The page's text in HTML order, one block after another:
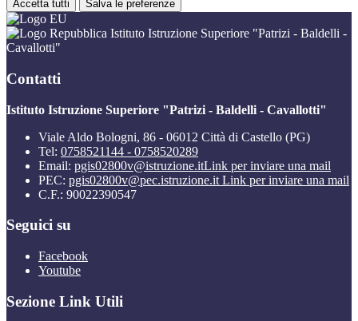
Accetta tutti Salva le preferenze
Istituto Istruzione Superiore "Patrizi - Baldelli -
Cavallotti"
Contatti
Istituto Istruzione Superiore "Patrizi - Baldelli - Cavallotti"
Viale Aldo Bologni, 86 - 06012 Città di Castello (PG)
Tel: 0758521144 - 0758520289
Email: pgis02800v@istruzione.itLink per inviare una mail
PEC: pgis02800v@pec.istruzione.it Link per inviare una mail
C.F.: 90022390547
Seguici su
Facebook
Youtube
Sezione Link Utili